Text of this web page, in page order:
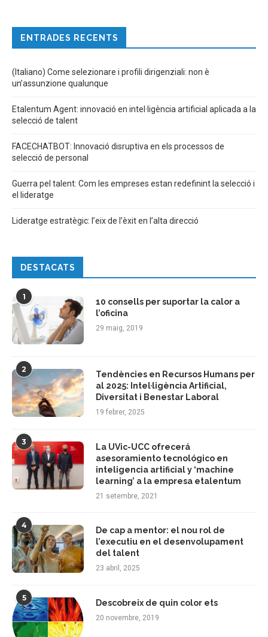
ENTRADES RECENTS
(Italiano) Come selezionare i profili dirigenziali: non è
un’assunzione qualunque
Etalentum Agent: innovació en intel·ligència artificial aplicada a la
selecció de talent
FACECHATBOT: Innovació disruptiva en els processos de
selecció de personal
Guerra pel talent: Com les empreses estan redefinint la selecció i
el lideratge
Lideratge estratègic: l’eix de l’èxit en l’alta direcció
DESTACATS
1
10 consells per suportar la calor a
l’oficina
29 maig, 2019
2
Tendències en Recursos Humans per
al 2025: Intel·ligència Artificial,
Diversitat i Benestar Laboral
19 febrer, 2025
3
La UVic-UCC ofrecerá
asesoramiento tecnológico en
inteligencia artificial y ‘machine
learning’ a la empresa etalentum
21 setembre, 2021
4
De cap a mentor: el nou rol de
l’executiu en el desenvolupament
del talent
23 abril, 2025
5
Descobreix de quin color ets
20 novembre, 2019